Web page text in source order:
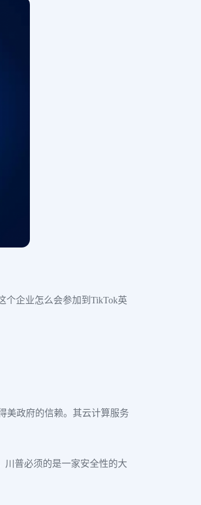
个企业怎么会参加到TikTok英
美政府的信赖。其云计算服务
川普必须的是一家安全性的大